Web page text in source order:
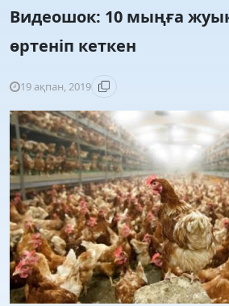
Видеошок: 10 мыңға
өртеніп кеткен
19 ақпан, 2019